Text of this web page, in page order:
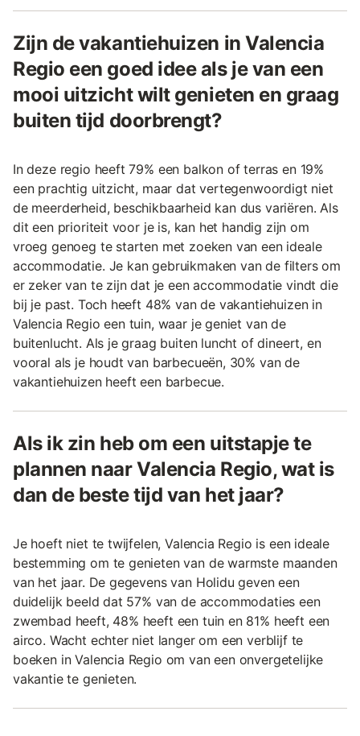
Zijn de vakantiehuizen in Valencia
Regio een goed idee als je van een
mooi uitzicht wilt genieten en graag
buiten tijd doorbrengt?
In deze regio heeft 79% een balkon of terras en 19%
een prachtig uitzicht, maar dat vertegenwoordigt niet
de meerderheid, beschikbaarheid kan dus variëren. Als
dit een prioriteit voor je is, kan het handig zijn om
vroeg genoeg te starten met zoeken van een ideale
accommodatie. Je kan gebruikmaken van de filters om
er zeker van te zijn dat je een accommodatie vindt die
bij je past. Toch heeft 48% van de vakantiehuizen in
Valencia Regio een tuin, waar je geniet van de
buitenlucht. Als je graag buiten luncht of dineert, en
vooral als je houdt van barbecueën, 30% van de
vakantiehuizen heeft een barbecue.
Als ik zin heb om een uitstapje te
plannen naar Valencia Regio, wat is
dan de beste tijd van het jaar?
Je hoeft niet te twijfelen, Valencia Regio is een ideale
bestemming om te genieten van de warmste maanden
van het jaar. De gegevens van Holidu geven een
duidelijk beeld dat 57% van de accommodaties een
zwembad heeft, 48% heeft een tuin en 81% heeft een
airco. Wacht echter niet langer om een verblijf te
boeken in Valencia Regio om van een onvergetelijke
vakantie te genieten.